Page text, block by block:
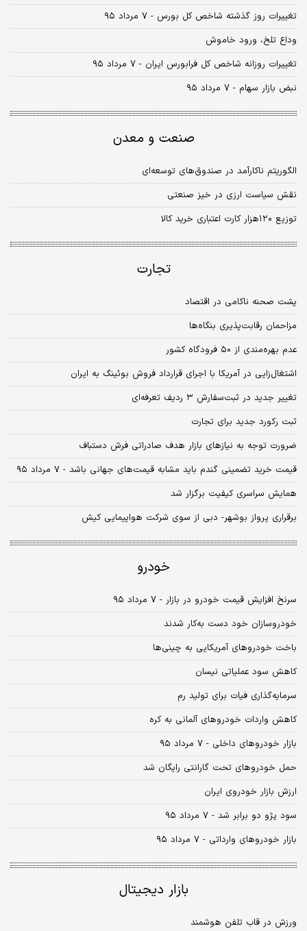
تغییرات روز گذشته شاخص کل بورس - ۷ مرداد ۹۵
وداع تلخ، ورود خاموش
تغییرات روزانه شاخص کل فرابورس ایران - ۷ مرداد ۹۵
نبض بازار سهام - ۷ مرداد ۹۵
صنعت و معدن
الگوریتم ناکارآمد در صندوق‌های توسعه‌ای
نقش سیاست ارزی در خیز صنعتی
توزیع ۱۲۰هزار کارت اعتباری خرید کالا
تجارت
پشت صحنه ناکامی در اقتصاد
مزاحمان رقابت‌پذیری بنگاه‌ها
عدم بهره‌مندی از ۵۰ فرودگاه کشور
اشتغال‌زایی در آمریکا با اجرای قرارداد فروش بوئینگ به ایران
تغییر جدید در ثبت‌سفارش ۳ ردیف تعرفه‌ای
ثبت رکورد جدید برای تجارت
ضرورت توجه به نیازهای بازار هدف صادراتی فرش دستباف
قیمت خرید تضمینی گندم باید مشابه قیمت‌های جهانی باشد - ۷ مرداد ۹۵
همایش سراسری کیفیت برگزار شد
برقراری پرواز بوشهر- دبی از سوی شرکت هواپیمایی کیش
خودرو
سرنخ افزایش قیمت خودرو در بازار - ۷ مرداد ۹۵
خودروسازان خود دست به‌کار شدند
باخت خودروهای آمریکایی به چینی‌ها
کاهش سود عملیاتی نیسان
سرمایه‌گذاری فیات‌ برای تولید رم
کاهش واردات خودروهای آلمانی به کره
بازار خودروهای داخلی - ۷ مرداد ۹۵
حمل خودروهای تحت گارانتی رایگان شد
ارزش بازار خودروی ایران
سود پژو دو برابر شد - ۷ مرداد ۹۵
بازار خودروهای وارداتی - ۷ مرداد ۹۵
بازار دیجیتال
ورزش در قاب تلفن هوشمند